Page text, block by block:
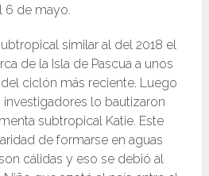
6 de mayo.
similar al del 2018 el
de la Isla de Pascua a unos
ciclón más reciente. Luego
lo bautizaron
subtropical Katie. Este
de formarse en aguas
cálidas y eso se debió al